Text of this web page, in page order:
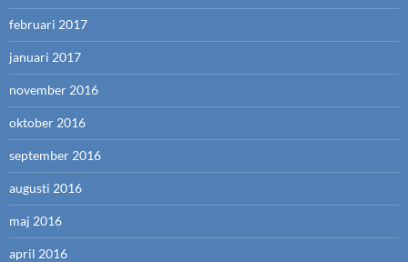
februari 2017
januari 2017
november 2016
oktober 2016
september 2016
augusti 2016
maj 2016
april 2016